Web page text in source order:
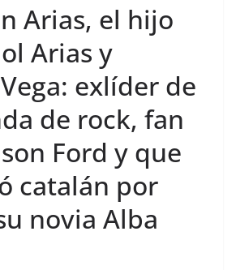
Arias, el hijo
Arias y
exlíder de
de rock, fan
Ford y que
catalán por
novia Alba